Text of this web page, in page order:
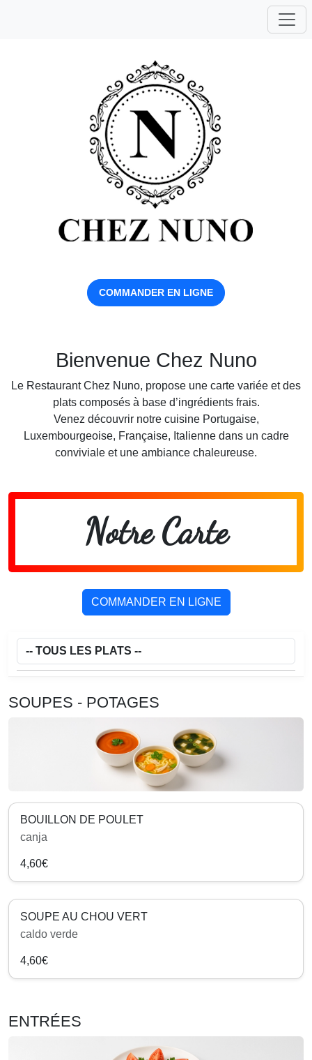
COMMANDER EN LIGNE
Bienvenue Chez Nuno
Le Restaurant Chez Nuno, propose une carte variée et des
plats composés à base d’ingrédients frais.
Venez découvrir notre cuisine Portugaise,
Luxembourgeoise, Française, Italienne dans un cadre
conviviale et une ambiance chaleureuse.
Notre Carte
COMMANDER EN LIGNE
SOUPES - POTAGES
BOUILLON DE POULET
canja
4,60€
SOUPE AU CHOU VERT
caldo verde
4,60€
ENTRÉES